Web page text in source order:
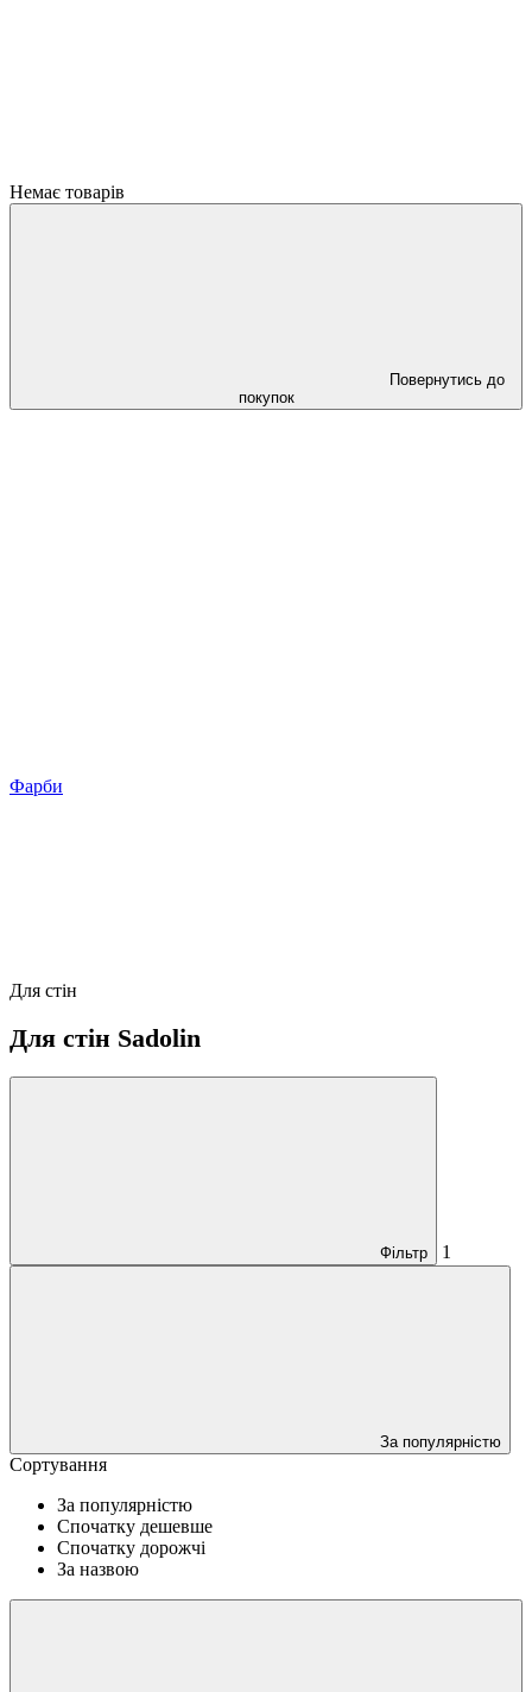
Немає товарів
Повернутись до
покупок
Фарби
Для стін
Для стін Sadolin
Фільтр 1
За популярністю
Сортування
За популярністю
Спочатку дешевше
Спочатку дорожчі
За назвою